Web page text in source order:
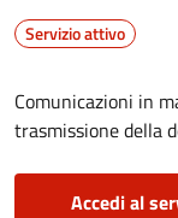
Servizio attivo
Comunicazioni in
trasmissione della
Accedi al